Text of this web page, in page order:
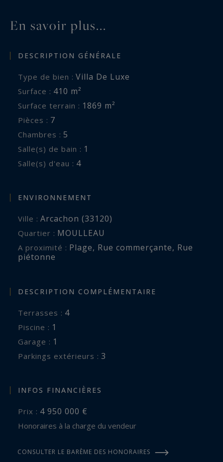
Les informations sur les risques auxquels ce
www.georisques.gouv.fr
En savoir plus...
DESCRIPTION GÉNÉRALE
Type de bien : Villa De Luxe
Surface : 410 m²
Surface terrain : 1869 m²
Pièces : 7
Chambres : 5
Salle(s) de bain : 1
Salle(s) d'eau : 4
ENVIRONNEMENT
Ville : Arcachon (33120)
Quartier : MOULLEAU
A proximité : Plage, Rue commerçante, Rue
piétonne
DESCRIPTION COMPLÉMENTAIRE
terrasses : 4
piscine : 1
garage : 1
parkings extérieurs : 3
INFOS FINANCIÈRES
Prix : 4 950 000 €
Honoraires à la charge du vendeur
CONSULTER LE BARÈME DES HONORAIRES